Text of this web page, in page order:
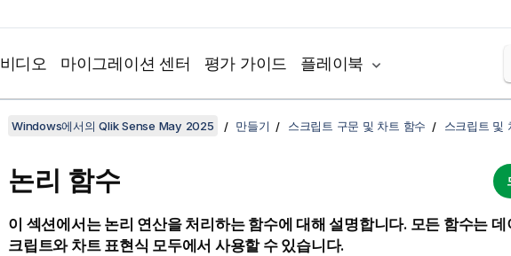
비디오 마이그레이션 센터 평가 가이드 플레이북
Windows에서의 Qlik Sense May 2025 만들기 스크립트 구문 및 차트 함수 스크립트 및
논리 함수
이 섹션에서는 논리 연산을 처리하는 함수에 대해 설명합니다. 모든 함수는 데
크립트와 차트 표현식 모두에서 사용할 수 있습니다.